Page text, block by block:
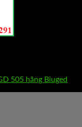
505 hãng Biuged